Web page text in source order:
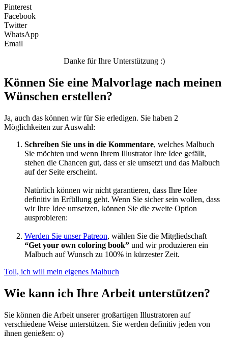
Transport
Valentinstag und Liebe
Winter und Weihnachten
Unkategorisiert
Pinterest
Facebook
Twitter
WhatsApp
Email
Danke für Ihre Unterstützung :)
Können Sie eine Malvorlage nach meinen
Wünschen erstellen?
Ja, auch das können wir für Sie erledigen. Sie haben 2
Möglichkeiten zur Auswahl:
Schreiben Sie uns in die Kommentare, welches Malbuch
Sie möchten und wenn Ihrem Illustrator Ihre Idee gefällt,
stehen die Chancen gut, dass er sie umsetzt und das Malbuch
auf der Seite erscheint.
Natürlich können wir nicht garantieren, dass Ihre Idee
definitiv in Erfüllung geht. Wenn Sie sicher sein wollen, dass
wir Ihre Idee umsetzen, können Sie die zweite Option
ausprobieren:
Werden Sie unser Patreon, wählen Sie die Mitgliedschaft
“Get your own coloring book” und wir produzieren ein
Malbuch auf Wunsch zu 100% in kürzester Zeit.
Toll, ich will mein eigenes Malbuch
Wie kann ich Ihre Arbeit unterstützen?
Sie können die Arbeit unserer großartigen Illustratoren auf
verschiedene Weise unterstützen. Sie werden definitiv jeden von
ihnen genießen: o)